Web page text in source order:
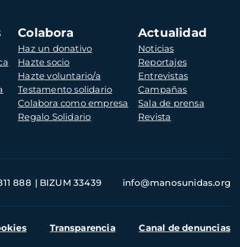
Colabora
Haz un donativo
Hazte socio
Hazte voluntario/a
Testamento solidario
Colabora como empresa
Regalo Solidario
Actualidad
Noticias
Reportajes
Entrevistas
Campañas
Sala de prensa
Revista
888 BIZUM 33439 info@manosunidas.org
Transparencia Canal de denuncias